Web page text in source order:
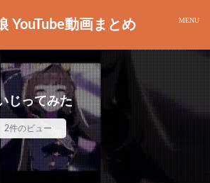
YouTube動画まとめ
じってみた
2件のビュー